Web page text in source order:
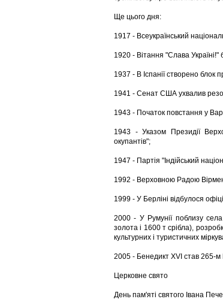
Ще цього дня:
1917 - Всеукраїнський
1920 - Вітання "Слава Україні!"
1937 - В Іспанії створено блок
1941 - Сенат США ухвалив
1943 - Початок повстання у
1943 - Указом Президії
окупантів";
1947 - Партія "Індійський
1992 - Верховною Радою
1999 - У Берліні відбулося
2000 - У Румунії поблизу
золота і 1600 т срібла),
культурних і туристичних
2005 - Бенедикт XVI став 265-
Церковне свято
День пам'яті святого Івана